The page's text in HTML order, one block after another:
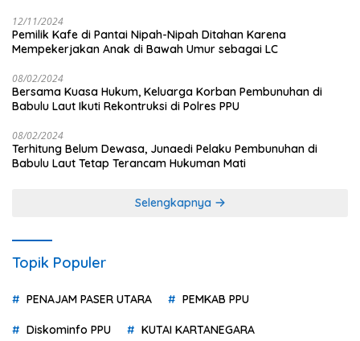
12/11/2024
Pemilik Kafe di Pantai Nipah-Nipah Ditahan Karena
Mempekerjakan Anak di Bawah Umur sebagai LC
08/02/2024
Bersama Kuasa Hukum, Keluarga Korban Pembunuhan di
Babulu Laut Ikuti Rekontruksi di Polres PPU
08/02/2024
Terhitung Belum Dewasa, Junaedi Pelaku Pembunuhan di
Babulu Laut Tetap Terancam Hukuman Mati
Selengkapnya
Topik Populer
PENAJAM PASER UTARA PEMKAB PPU
Diskominfo PPU KUTAI KARTANEGARA